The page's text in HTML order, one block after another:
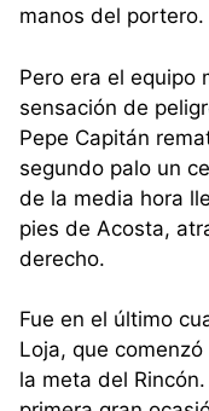
manos del portero.
Pero era el equipo
sensación de
Pepe Capitán
segundo palo un
de la media hora
pies de Acosta,
derecho.
Fue en el último
Loja, que
la meta del